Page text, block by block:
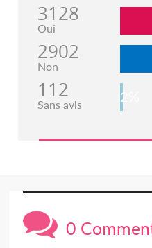
3128
Oui
2902
Non
112
Sans avis 2%
0